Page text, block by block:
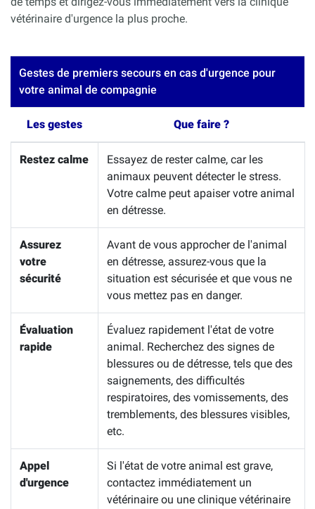
vétérinaire d'urgence la plus proche.
Gestes de premiers secours en cas d'urgence pour
votre animal de compagnie
Les gestes Que faire ?
Restez calme
Essayez de rester calme, car les
animaux peuvent détecter le stress.
Votre calme peut apaiser votre animal
en détresse.
Assurez
votre
sécurité
Avant de vous approcher de l'animal
en détresse, assurez-vous que la
situation est sécurisée et que vous ne
vous mettez pas en danger.
Évaluation
rapide
Évaluez rapidement l'état de votre
animal. Recherchez des signes de
blessures ou de détresse, tels que des
saignements, des difficultés
respiratoires, des vomissements, des
tremblements, des blessures visibles,
etc.
Appel
d'urgence
Si l'état de votre animal est grave,
contactez immédiatement un
vétérinaire ou une clinique vétérinaire